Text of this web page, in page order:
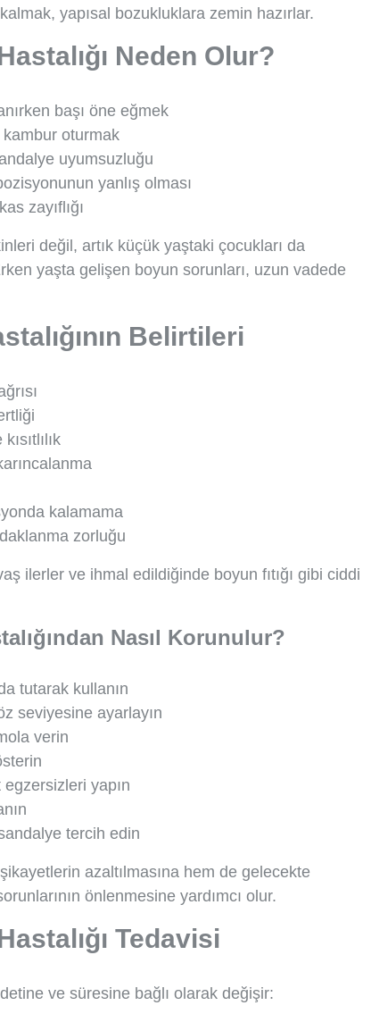
yapısal bozukluklara zemin hazırlar.
Neden Olur?
başı öne eğmek
kambur oturmak
uyumsuzluğu
yanlış olması
zayıflığı
değil, artık küçük yaştaki çocukları da
yaşta gelişen boyun sorunları, uzun vadede
Belirtileri
kalamama
zorluğu
ilerler ve ihmal edildiğinde boyun fıtığı gibi ciddi
Nasıl Korunulur?
tutarak kullanın
seviyesine ayarlayın
verin
yapın
tercih edin
azaltılmasına hem de gelecekte
önlenmesine yardımcı olur.
Tedavisi
ve süresine bağlı olarak değişir: